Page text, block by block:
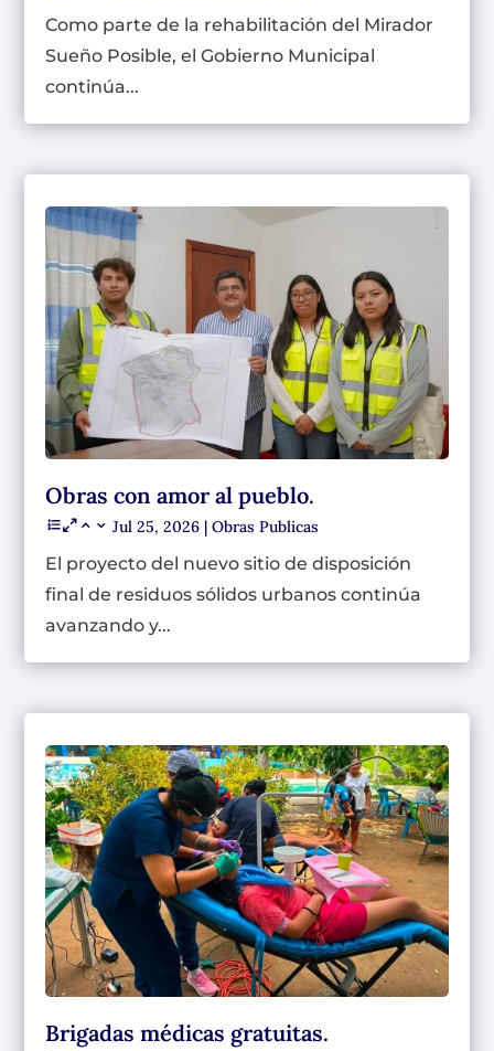
Como parte de la rehabilitación del Mirador
Sueño Posible, el Gobierno Municipal
continúa...
Obras con amor al pueblo.
Jul 25, 2026 |Obras Publicas
El proyecto del nuevo sitio de disposición
final de residuos sólidos urbanos continúa
avanzando y...
Brigadas médicas gratuitas.